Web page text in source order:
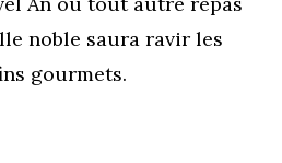
noble saura ravir les
gourmets.